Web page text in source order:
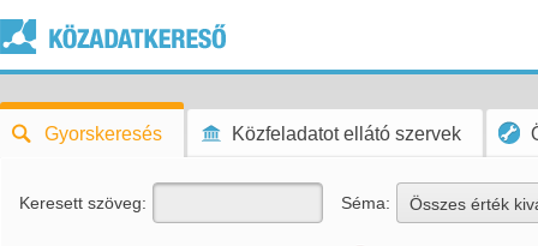
Gyorskeresés Közfeladatot ellátó szervek
Keresett szöveg: Séma: Összes érték